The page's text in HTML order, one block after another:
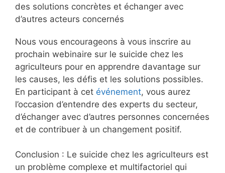
des solutions concrètes et échanger avec
d’autres acteurs concernés
Nous vous encourageons à vous inscrire au
prochain webinaire sur le suicide chez les
agriculteurs pour en apprendre davantage sur
les causes, les défis et les solutions possibles.
En participant à cet événement, vous aurez
l’occasion d’entendre des experts du secteur,
d’échanger avec d’autres personnes concernées
et de contribuer à un changement positif.
Conclusion : Le suicide chez les agriculteurs est
un problème complexe et multifactoriel qui